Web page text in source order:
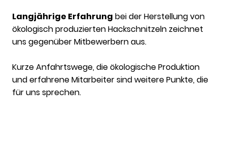
Langjährige Erfahrung bei der Herstellung von
ökologisch produzierten Hackschnitzeln zeichnet
uns gegenüber Mitbewerbern aus.
Kurze Anfahrtswege, die ökologische Produktion
und erfahrene Mitarbeiter sind weitere Punkte, die
für uns sprechen.